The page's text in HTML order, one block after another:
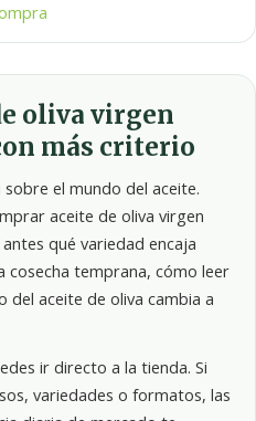
oliva virgen
más criterio
sobre el mundo del aceite.
aceite de oliva virgen
qué variedad encaja
cosecha temprana, cómo leer
del aceite de oliva cambia a
ir directo a la tienda. Si
variedades o formatos, las